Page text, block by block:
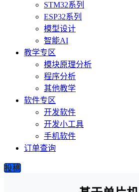
STM32系列
ESP32系列
模型设计
智能AI
教学专区
模块原理分析
程序分析
其他教学
软件专区
开发软件
开发小工具
手机软件
订单查询
投稿